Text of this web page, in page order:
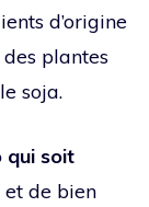
d’origine
plantes
soja.
qui soit
et de bien